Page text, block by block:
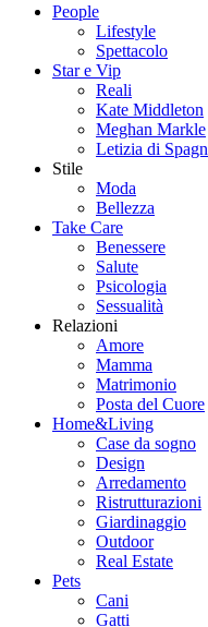
People
Lifestyle
Spettacolo
Star e Vip
Reali
Kate Middleton
Meghan Markle
Letizia di
Stile
Moda
Bellezza
Take Care
Benessere
Salute
Psicologia
Sessualità
Relazioni
Amore
Mamma
Matrimonio
Posta del Cuore
Home&Living
Case da sogno
Design
Arredamento
Ristrutturazioni
Giardinaggio
Outdoor
Real Estate
Pets
Cani
Gatti